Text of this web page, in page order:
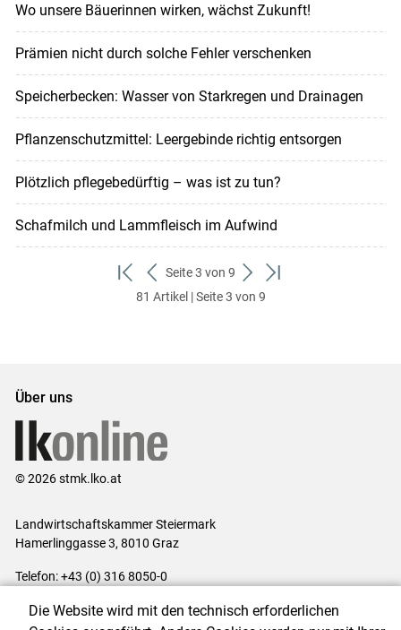
Wo unsere Bäuerinnen wirken, wächst Zukunft!
Prämien nicht durch solche Fehler verschenken
Speicherbecken: Wasser von Starkregen und Drainagen
Pflanzenschutzmittel: ­Leergebinde richtig entsorgen
Plötzlich pflegebedürftig – was ist zu tun?
Schafmilch und Lammfleisch im Aufwind
zum
ersten
zurück
zum
Seite 3 von 9
weiter
zum
zum
81 Artikel | Seite 3 von 9
Über uns
© 2026 stmk.lko.at
Landwirtschaftskammer Steiermark
Hamerlinggasse 3, 8010 Graz
Telefon: +43 (0) 316 8050-0
Die Website wird mit den technisch erforderlichen